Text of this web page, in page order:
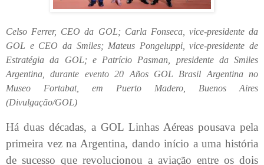
Celso Ferrer, CEO da GOL; Carla Fonseca, vice-presidente da
GOL e CEO da Smiles; Mateus Pongeluppi, vice-presidente de
Estratégia da GOL; e Patrício Pasman, presidente da Smiles
Argentina, durante evento 20 Años GOL Brasil Argentina no
Museo Fortabat, em Puerto Madero, Buenos Aires
(Divulgação/GOL)
Há duas décadas, a GOL Linhas Aéreas pousava pela
primeira vez na Argentina, dando início a uma história
de sucesso que revolucionou a aviação entre os dois